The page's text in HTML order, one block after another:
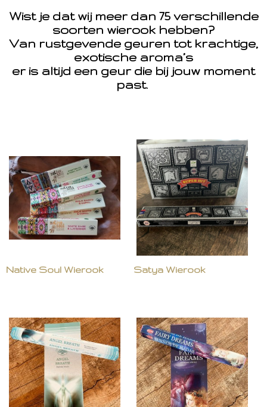
Wist je dat wij meer dan 75 verschillende
soorten wierook hebben?
Van rustgevende geuren tot krachtige,
exotische aroma’s
er is altijd een geur die bij jouw moment
past.
Native Soul Wierook Satya Wierook